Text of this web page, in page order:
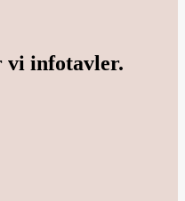
vi infotavler.